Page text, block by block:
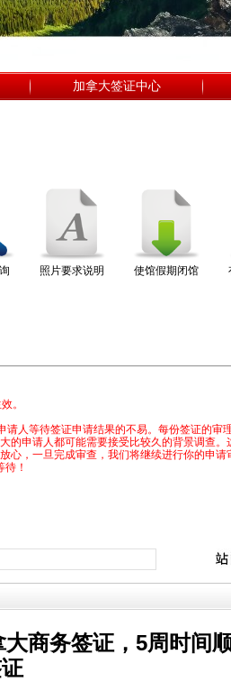
加拿大签证中心
照片要求说明 使馆假期闭馆
。
请人等待签证申请结果的不易。每份签证的审
的申请人都可能需要接受比较久的背景调查
心，一旦完成审查，我们将继续进行你的申
！
商务签证，5周时间